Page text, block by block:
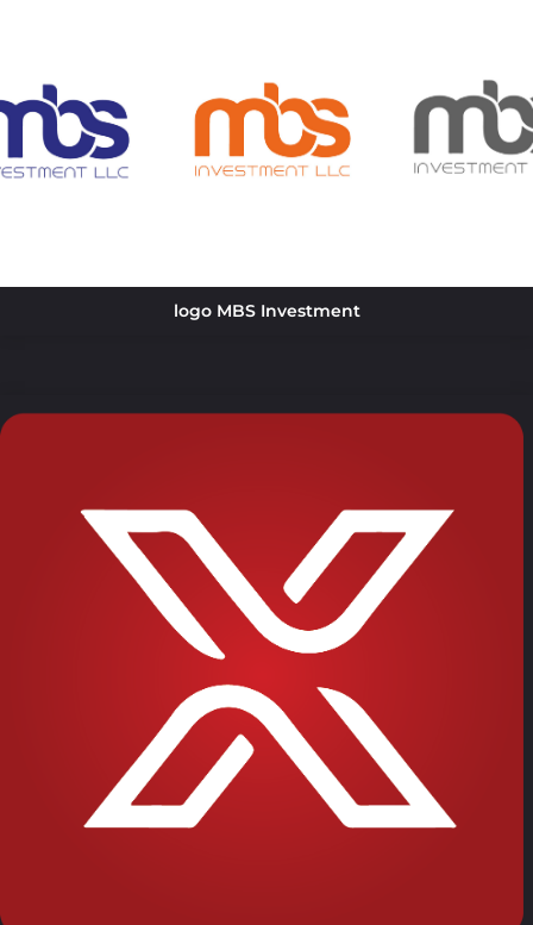
logo MBS Investment